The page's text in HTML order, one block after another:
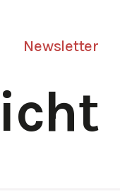
Newsletter